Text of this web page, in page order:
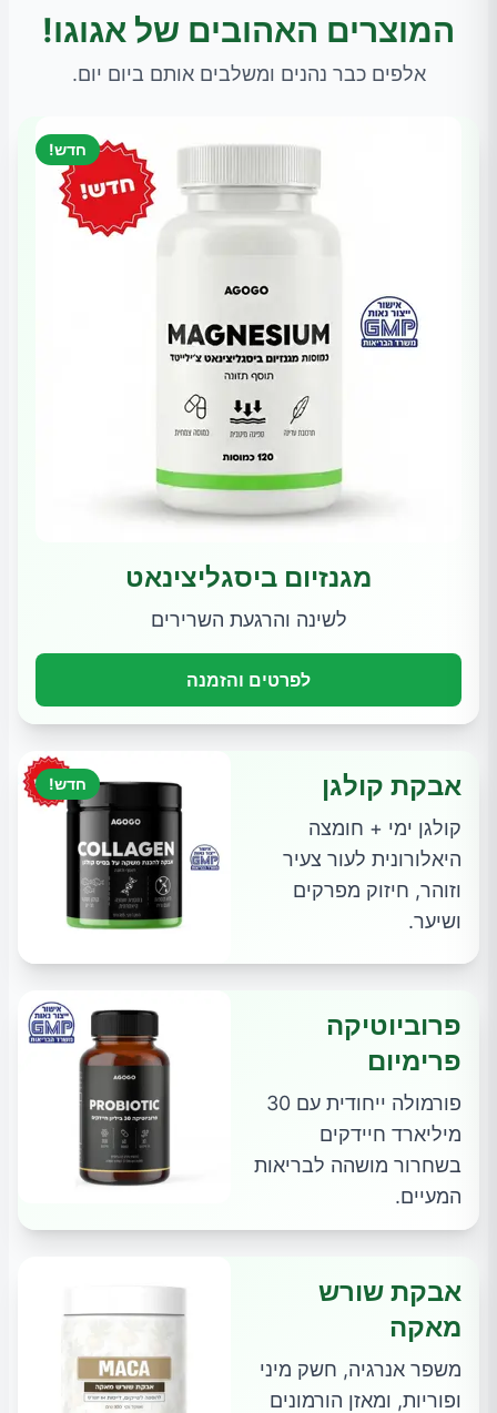
המוצרים האהובים של אגוגו!
אלפים כבר נהנים ומשלבים אותם ביום יום.
חדש!
מגנזיום ביסגליצינאט
לשינה והרגעת השרירים
לפרטים והזמנה
חדש! אבקת קולגן
קולגן ימי + חומצה
היאלורונית לעור צעיר
וזוהר, חיזוק מפרקים
ושיער.
פרוביוטיקה
פרימיום
פורמולה ייחודית עם 30
מיליארד חיידקים
בשחרור מושהה לבריאות
המעיים.
אבקת שורש
מאקה
משפר אנרגיה, חשק מיני
ופוריות, ומאזן הורמונים